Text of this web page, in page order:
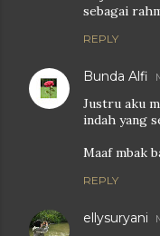
sebagai
REPLY
Bunda Alfi
Justru aku
indah yang
Maaf mbak
REPLY
ellysuryani